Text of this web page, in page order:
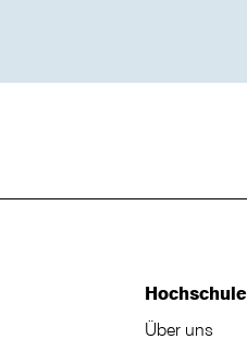
Hochschule
Über uns